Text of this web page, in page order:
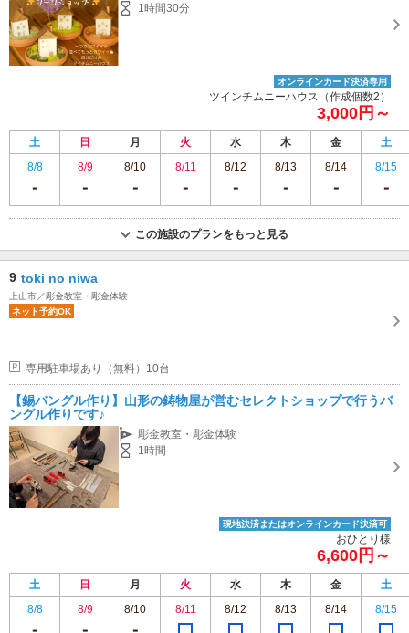
1時間30分
オンラインカード決済専用
ツインチムニーハウス（作成個数2）
3,000円～
土 日 月 火 水 木 金
土
8/8
8/9 8/10 8/11 8/12 8/13 8/14 8/15
この施設のプランをもっと見る
9 toki no niwa
上山市／彫金教室・彫金体験
ネット予約OK
専用駐車場あり（無料）10台
【錫バングル作り】山形の鋳物屋が営むセレクトショップで行うバ
ングル作りです♪
彫金教室・彫金体験
1時間
現地決済またはオンラインカード決済可
おひとり様
6,600円～
土 日 月 火 水 木 金
土
8/8
8/9 8/10 8/11 8/12 8/13 8/14 8/15